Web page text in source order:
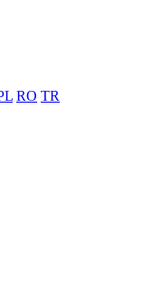
RO TR